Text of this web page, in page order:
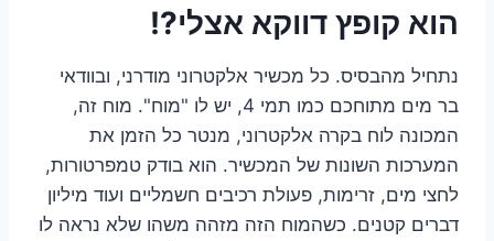
הוא קופץ דווקא אצלי?!
נתחיל מהבסיס. כל מכשיר אלקטרוני מודרני, ובוודאי
בר מים מתוחכם כמו תמי 4, יש לו "מוח". מוח זה,
המכונה לוח בקרה אלקטרוני, מנטר כל הזמן את
המערכות השונות של המכשיר. הוא בודק טמפרטורות,
לחצי מים, זרימות, פעולת רכיבים חשמליים ועוד מיליון
דברים קטנים. כשהמוח הזה מזהה משהו שלא נראה לו